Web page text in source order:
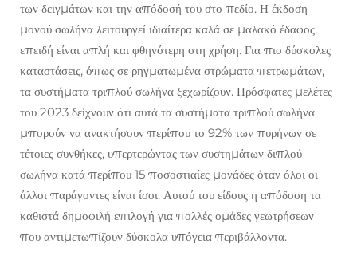
των δειγμάτων και την απόδοσή του στο πεδίο. Η έκδοση
μονού σωλήνα λειτουργεί ιδιαίτερα καλά σε μαλακό έδαφος,
επειδή είναι απλή και φθηνότερη στη χρήση. Για πιο δύσκολες
καταστάσεις, όπως σε ρηγματωμένα στρώματα πετρωμάτων,
τα συστήματα τριπλού σωλήνα ξεχωρίζουν. Πρόσφατες μελέτες
του 2023 δείχνουν ότι αυτά τα συστήματα τριπλού σωλήνα
μπορούν να ανακτήσουν περίπου το 92% των πυρήνων σε
τέτοιες συνθήκες, υπερτερώντας των συστημάτων διπλού
σωλήνα κατά περίπου 15 ποσοστιαίες μονάδες όταν όλοι οι
άλλοι παράγοντες είναι ίσοι. Αυτού του είδους η απόδοση τα
καθιστά δημοφιλή επιλογή για πολλές ομάδες γεωτρήσεων
που αντιμετωπίζουν δύσκολα υπόγεια περιβάλλοντα.